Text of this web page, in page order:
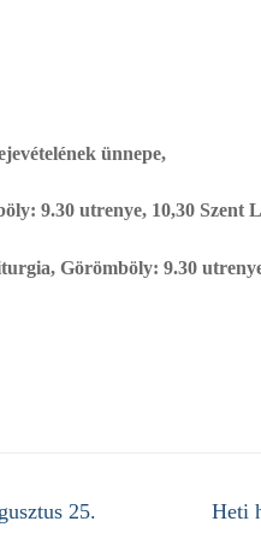
ünnepe,
9.30 utrenye, 10,30 Szent
Görömböly: 9.30
25.
Next
Heti